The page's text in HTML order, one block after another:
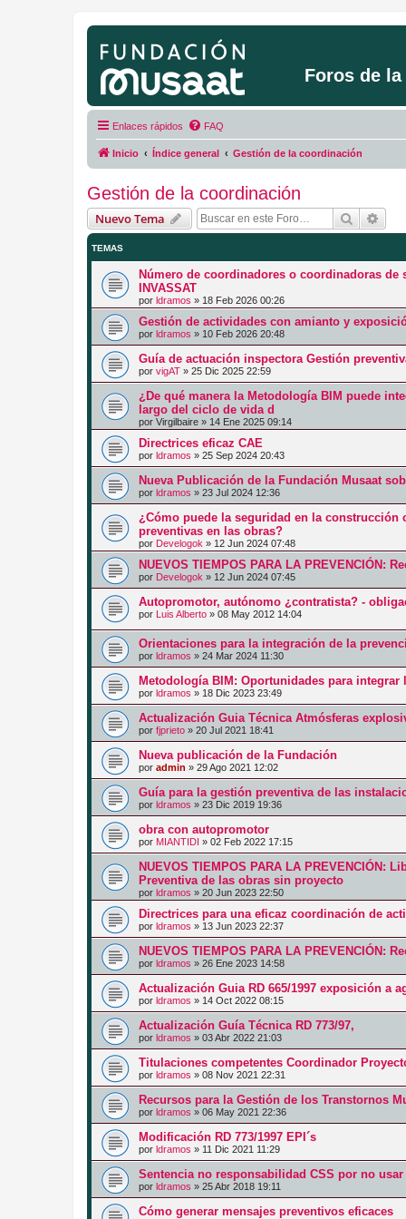
Foros de
Enlaces rápidos FAQ
Inicio Índice general Gestión de la coordinación
Gestión de la coordinación
Nuevo Tema Buscar
TEMAS
Número de coordinadores o coordinadoras
INVASSAT
por ldramos » 18 Feb 2026 00:26
Gestión de actividades con amianto y
por ldramos » 10 Feb 2026 20:48
Guía de actuación inspectora Gestión
por vigAT » 25 Dic 2025 22:59
¿De qué manera la Metodología BIM puede
largo del ciclo de vida d
por Virgilbaire » 14 Ene 2025 09:14
Directrices eficaz CAE
por ldramos » 25 Sep 2024 20:43
Nueva Publicación de la Fundación Musaat
por ldramos » 23 Jul 2024 12:36
¿Cómo puede la seguridad en la
preventivas en las obras?
por Develogok » 12 Jun 2024 07:48
NUEVOS TIEMPOS PARA LA PREVENCIÓN:
por Develogok » 12 Jun 2024 07:45
Autopromotor, autónomo ¿contratista? -
por Luis Alberto » 08 May 2012 14:04
Orientaciones para la integración de la
por ldramos » 24 Mar 2024 11:30
Metodología BIM: Oportunidades para
por ldramos » 18 Dic 2023 23:49
Actualización Guia Técnica Atmósferas
por fjprieto » 20 Jul 2021 18:41
Nueva publicación de la Fundación
por admin » 29 Ago 2021 12:02
Guía para la gestión preventiva de las
por ldramos » 23 Dic 2019 19:36
obra con autopromotor
por MIANTIDI » 02 Feb 2022 17:15
NUEVOS TIEMPOS PARA LA PREVENCIÓN:
Preventiva de las obras sin proyecto
por ldramos » 20 Jun 2023 22:50
Directrices para una eficaz coordinación de
por ldramos » 13 Jun 2023 22:37
NUEVOS TIEMPOS PARA LA PREVENCIÓN:
por ldramos » 26 Ene 2023 14:58
Actualización Guia RD 665/1997 exposición a
por ldramos » 14 Oct 2022 08:15
Actualización Guía Técnica RD 773/97,
por ldramos » 03 Abr 2022 21:03
Titulaciones competentes Coordinador
por ldramos » 08 Nov 2021 22:31
Recursos para la Gestión de los Transtornos
por ldramos » 06 May 2021 22:36
Modificación RD 773/1997 EPI´s
por ldramos » 11 Dic 2021 11:29
Sentencia no responsabilidad CSS por no usar
por ldramos » 25 Abr 2018 19:11
Cómo generar mensajes preventivos eficaces